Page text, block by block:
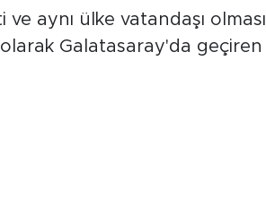
aynı ülke vatandaşı olması
Galatasaray'da geçiren